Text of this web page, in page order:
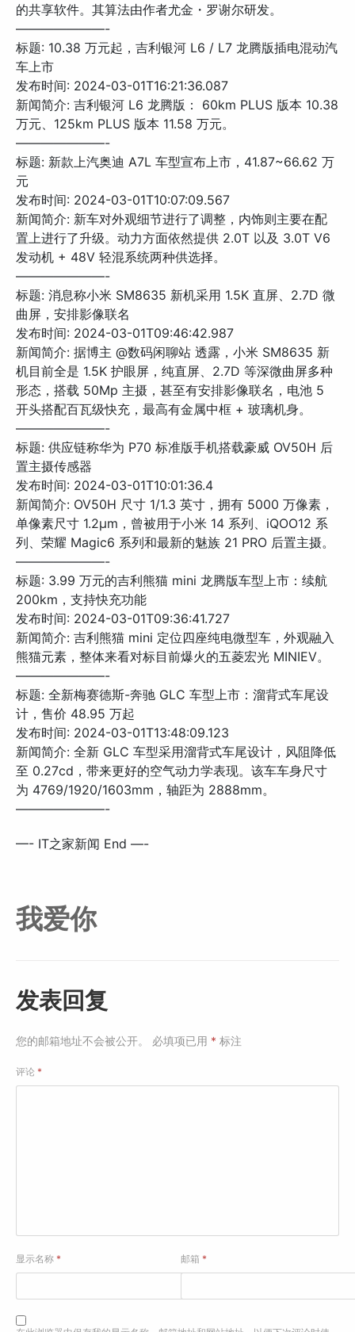
的共享软件。其算法由作者尤金・罗谢尔研发。
———————-
标题: 10.38 万元起，吉利银河 L6 / L7 龙腾版插电混动汽
车上市
发布时间: 2024-03-01T16:21:36.087
新闻简介: 吉利银河 L6 龙腾版： 60km PLUS 版本 10.38
万元、125km PLUS 版本 11.58 万元。
———————-
标题: 新款上汽奥迪 A7L 车型宣布上市，41.87~66.62 万
元
发布时间: 2024-03-01T10:07:09.567
新闻简介: 新车对外观细节进行了调整，内饰则主要在配
置上进行了升级。动力方面依然提供 2.0T 以及 3.0T V6
发动机 + 48V 轻混系统两种供选择。
———————-
标题: 消息称小米 SM8635 新机采用 1.5K 直屏、2.7D 微
曲屏，安排影像联名
发布时间: 2024-03-01T09:46:42.987
新闻简介: 据博主 @数码闲聊站 透露，小米 SM8635 新
机目前全是 1.5K 护眼屏，纯直屏、2.7D 等深微曲屏多种
形态，搭载 50Mp 主摄，甚至有安排影像联名，电池 5
开头搭配百瓦级快充，最高有金属中框 + 玻璃机身。
———————-
标题: 供应链称华为 P70 标准版手机搭载豪威 OV50H 后
置主摄传感器
发布时间: 2024-03-01T10:01:36.4
新闻简介: OV50H 尺寸 1/1.3 英寸，拥有 5000 万像素，
单像素尺寸 1.2μm，曾被用于小米 14 系列、iQOO12 系
列、荣耀 Magic6 系列和最新的魅族 21 PRO 后置主摄。
———————-
标题: 3.99 万元的吉利熊猫 mini 龙腾版车型上市：续航
200km，支持快充功能
发布时间: 2024-03-01T09:36:41.727
新闻简介: 吉利熊猫 mini 定位四座纯电微型车，外观融入
熊猫元素，整体来看对标目前爆火的五菱宏光 MINIEV。
———————-
标题: 全新梅赛德斯-奔驰 GLC 车型上市：溜背式车尾设
计，售价 48.95 万起
发布时间: 2024-03-01T13:48:09.123
新闻简介: 全新 GLC 车型采用溜背式车尾设计，风阻降低
至 0.27cd，带来更好的空气动力学表现。该车车身尺寸
为 4769/1920/1603mm，轴距为 2888mm。
———————-
—- IT之家新闻 End —-
我爱你
发表回复
您的邮箱地址不会被公开。 必填项已用 * 标注
评论 *
显示名称 * 邮箱*